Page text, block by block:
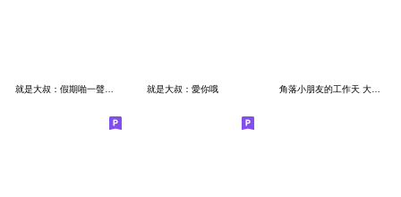
就是大叔：愛你哦 角落小朋友的工作天 大貼圖